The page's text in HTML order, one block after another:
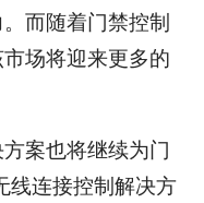
而随着门禁控制
场将迎来更多的
案也将继续为门
线连接控制解决方